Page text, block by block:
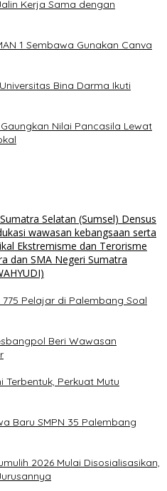
Kerja Sama dengan
1 Sembawa Gunakan Canva
Bina Darma Ikuti
Nilai Pancasila Lewat
775 Pelajar di Palembang Soal
Beri Wawasan
Terbentuk, Perkuat Mutu
Baru SMPN 35 Palembang
2026 Mulai Disosialisasikan,